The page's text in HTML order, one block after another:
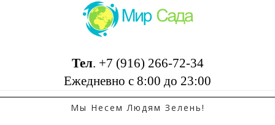
Тел. +7 (916) 266-72-34
Ежедневно с 8:00 до 23:00
Мы Несем Людям Зелень!